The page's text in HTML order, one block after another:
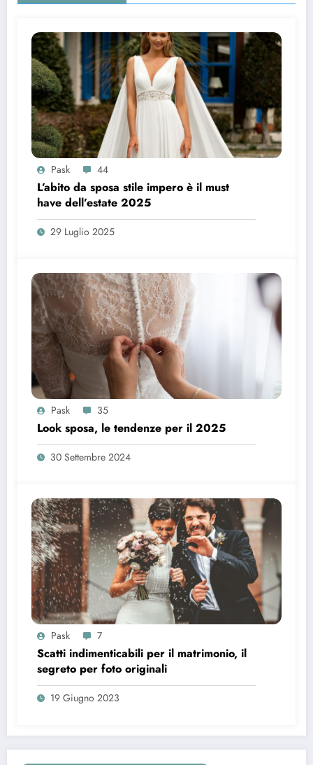
Pask 44
L’abito da sposa stile impero è il must
have dell’estate 2025
29 Luglio 2025
Pask 35
Look sposa, le tendenze per il 2025
30 Settembre 2024
Pask 7
Scatti indimenticabili per il matrimonio, il
segreto per foto originali
19 Giugno 2023